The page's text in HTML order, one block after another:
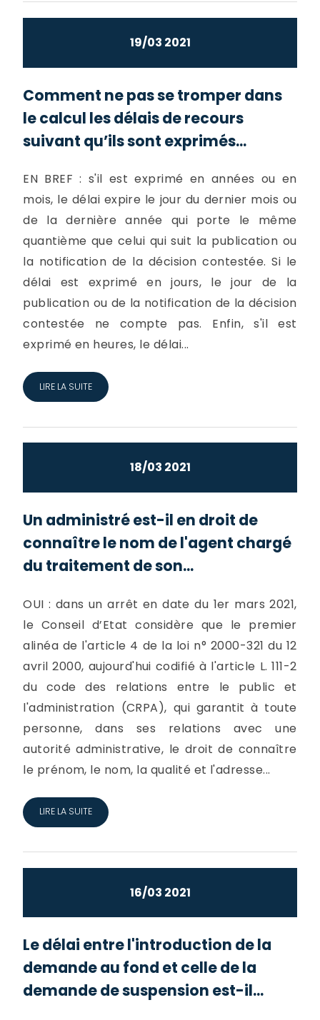
19/03 2021
Comment ne pas se tromper dans
le calcul les délais de recours
suivant qu’ils sont exprimés...
EN BREF : s'il est exprimé en années ou en
mois, le délai expire le jour du dernier mois ou
de la dernière année qui porte le même
quantième que celui qui suit la publication ou
la notification de la décision contestée. Si le
délai est exprimé en jours, le jour de la
publication ou de la notification de la décision
contestée ne compte pas. Enfin, s'il est
exprimé en heures, le délai...
LIRE LA SUITE
18/03 2021
Un administré est-il en droit de
connaître le nom de l'agent chargé
du traitement de son...
OUI : dans un arrêt en date du 1er mars 2021,
le Conseil d’Etat considère que le premier
alinéa de l'article 4 de la loi n° 2000-321 du 12
avril 2000, aujourd'hui codifié à l'article L. 111-2
du code des relations entre le public et
l'administration (CRPA), qui garantit à toute
personne, dans ses relations avec une
autorité administrative, le droit de connaître
le prénom, le nom, la qualité et l'adresse...
LIRE LA SUITE
16/03 2021
Le délai entre l'introduction de la
demande au fond et celle de la
demande de suspension est-il...